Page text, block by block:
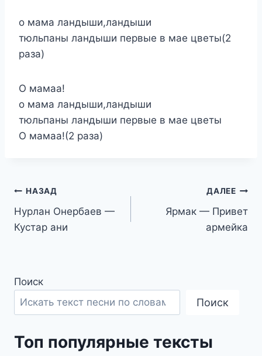
о мама ландыши,ландыши
тюльпаны ландыши первые в мае цветы(2
раза)
О мамаа!
о мама ландыши,ландыши
тюльпаны ландыши первые в мае цветы
О мамаа!(2 раза)
Навигация
по
НАЗАД
Нурлан Онербаев —
Кустар ани
ДАЛЕЕ
Ярмак — Привет
армейка
Поиск
Поиск
Топ популярные тексты